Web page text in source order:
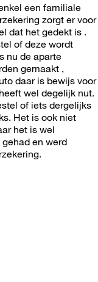
een familiale
zorgt er voor
dat het gedekt is .
of deze wordt
nu de aparte
gemaakt ,
daar is bewijs voor
wel degelijk nut.
of iets dergelijks
Het is ook niet
het is wel
en werd